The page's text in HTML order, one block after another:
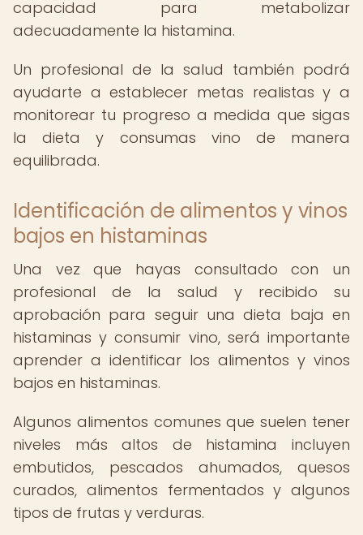
capacidad para metabolizar
adecuadamente la histamina.
Un profesional de la salud también podrá
ayudarte a establecer metas realistas y a
monitorear tu progreso a medida que sigas
la dieta y consumas vino de manera
equilibrada.
Identificación de alimentos y vinos
bajos en histaminas
Una vez que hayas consultado con un
profesional de la salud y recibido su
aprobación para seguir una dieta baja en
histaminas y consumir vino, será importante
aprender a identificar los alimentos y vinos
bajos en histaminas.
Algunos alimentos comunes que suelen tener
niveles más altos de histamina incluyen
embutidos, pescados ahumados, quesos
curados, alimentos fermentados y algunos
tipos de frutas y verduras.